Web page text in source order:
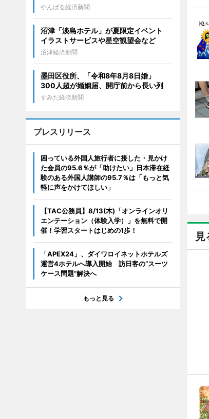
見
やんばる経済新聞
沼津「淡島ホテル」が夏限定イベント
イラストサービスや星空観望会など
沼津経済新聞
墨田区役所、「令和8年8月8日婚」
300人超が婚姻届、開庁前から長い列
すみだ経済新聞
プレスリリース
困っている外国人旅行者に接した・見かけ
た会員の95.6％が「助けたい」日本滞在経
験のある外国人講師の95.7％は「もっと気
軽に声をかけてほしい」
【TAC公務員】8/13(木)「オンラインオリ
エンテーション（体験入学）」を無料で開
催！学習スタートはじめの1歩！
「APEX24」、ダイワロイネットホテルズ
運営4ホテルへ導入開始 訪日客の“スーツ
ケース問題”解決へ
もっと見る